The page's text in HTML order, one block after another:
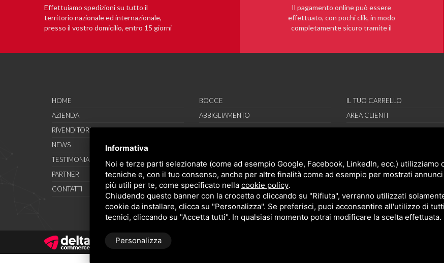
Effettuiamo spedizioni su tutto il
territorio nazionale ed internazionale,
presso il vostro domicilio, entro 15 giorni
Il pagamento online può essere
effettuato, con pochi clik, in modo
completamente sicuro tramite il
HOME
AZIENDA
RIVENDITORI
NEWS
TESTIMONIAL
PARTNER
CONTATTI
BOCCE
ABBIGLIAMENTO
CALZATURE
SAVO SPORT
OCCASIONI
CONDIZIONI DI VENDITA
IL TUO CARRELLO
AREA CLIENTI
REGISTRAMI
Informativa
Noi e terze parti selezionate (come ad esempio Google, Facebook, LinkedIn, ecc.)
tecniche e, con il tuo consenso, anche per altre finalità come ad esempio per mostrati
più utili per te, come specificato nella cookie policy.
Chiudendo questo banner con la crocetta o cliccando su "Rifiuta", verranno utilizzati
cookie da installare, clicca su "Personalizza". Se preferisci, puoi acconsentire all'utilizzo di
tecnici, cliccando su "Accetta tutti". In qualsiasi momento potrai modificare la scelta effettuata.
Personalizza